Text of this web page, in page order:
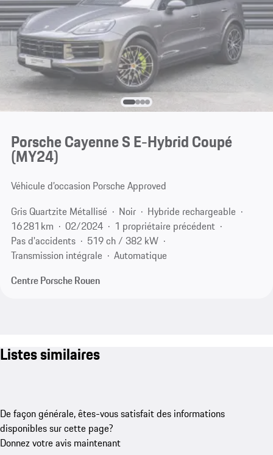
Porsche Cayenne S E-Hybrid Coupé
(MY24)
Véhicule d’occasion Porsche Approved
Gris Quartzite Métallisé
Noir
Hybride rechargeable
16 281 km
02/2024
1 propriétaire précédent
Pas d'accidents
519 ch / 382 kW
Transmission intégrale
Automatique
Centre Porsche Rouen
Listes similaires
De façon générale, êtes-vous satisfait des informations
disponibles sur cette page?
Donnez votre avis maintenant